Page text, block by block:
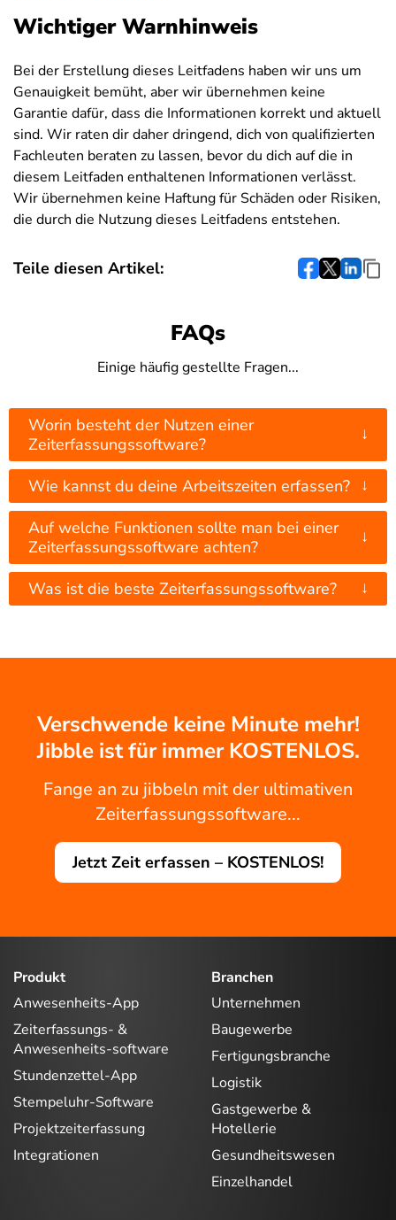
Wichtiger Warnhinweis
Bei der Erstellung dieses Leitfadens haben wir uns um
Genauigkeit bemüht, aber wir übernehmen keine
Garantie dafür, dass die Informationen korrekt und aktuell
sind. Wir raten dir daher dringend, dich von qualifizierten
Fachleuten beraten zu lassen, bevor du dich auf die in
diesem Leitfaden enthaltenen Informationen verlässt.
Wir übernehmen keine Haftung für Schäden oder Risiken,
die durch die Nutzung dieses Leitfadens entstehen.
Teile diesen Artikel:
FAQs
Einige häufig gestellte Fragen...
Worin besteht der Nutzen einer
Zeiterfassungssoftware?
↓
Wie kannst du deine Arbeitszeiten erfassen? ↓
Auf welche Funktionen sollte man bei einer
Zeiterfassungssoftware achten?
↓
Was ist die beste Zeiterfassungssoftware? ↓
Verschwende keine Minute mehr!
Jibble ist für immer KOSTENLOS.
Fange an zu jibbeln mit der ultimativen
Zeiterfassungssoftware...
Jetzt Zeit erfassen – KOSTENLOS!
Produkt
Anwesenheits-App
Zeiterfassungs- &
Anwesenheits-software
Stundenzettel-App
Stempeluhr-Software
Projektzeiterfassung
Integrationen
Branchen
Unternehmen
Baugewerbe
Fertigungsbranche
Logistik
Gastgewerbe &
Hotellerie
Gesundheitswesen
Einzelhandel